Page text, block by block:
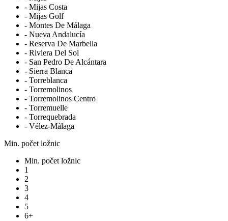
- Mijas Costa
- Mijas Golf
- Montes De Málaga
- Nueva Andalucía
- Reserva De Marbella
- Riviera Del Sol
- San Pedro De Alcántara
- Sierra Blanca
- Torreblanca
- Torremolinos
- Torremolinos Centro
- Torremuelle
- Torrequebrada
- Vélez-Málaga
Min. počet ložnic
Min. počet ložnic
1
2
3
4
5
6+